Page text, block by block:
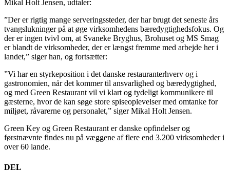
Mikal Holt Jensen, udtaler:
”Der er rigtig mange serveringssteder, der har brugt det seneste års
tvangslukninger på at øge virksomhedens bæredygtighedsfokus. Og
der er ingen tvivl om, at Svaneke Bryghus, Brohuset og MS Smag
er blandt de virksomheder, der er længst fremme med arbejde her i
landet,” siger han, og fortsætter:
”Vi har en styrkeposition i det danske restauranterhverv og i
gastronomien, når det kommer til ansvarlighed og bæredygtighed,
og med Green Restaurant vil vi klart og tydeligt kommunikere til
gæsterne, hvor de kan søge store spiseoplevelser med omtanke for
miljøet, råvarerne og personalet,” siger Mikal Holt Jensen.
Green Key og Green Restaurant er danske opfindelser og
førstnævnte findes nu på væggene af flere end 3.200 virksomheder i
over 60 lande.
DEL